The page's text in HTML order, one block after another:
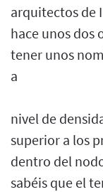
arquitectos de
hace unos dos
tener unos
a
nivel de
superior a los
dentro del
sabéis que el